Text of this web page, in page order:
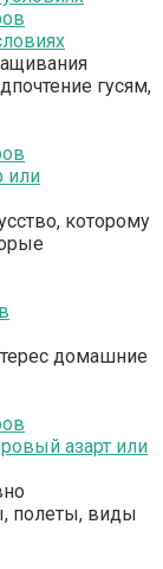
гусям,
или
которому
домашние
азарт или
полеты, виды